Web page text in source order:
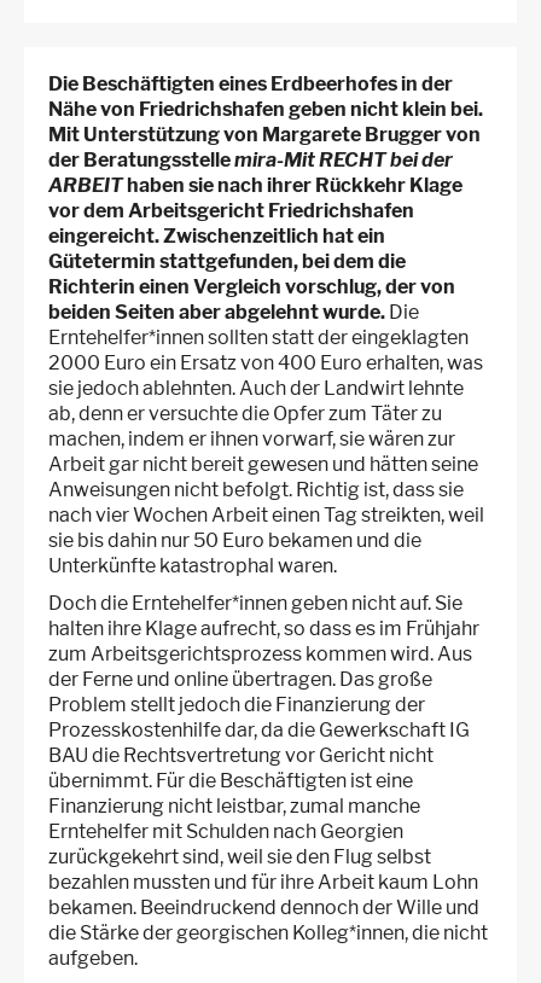
Die Beschäftigten eines Erdbeerhofes in der
Nähe von Friedrichshafen geben nicht klein bei.
Mit Unterstützung von Margarete Brugger von
der Beratungsstellemira-Mit RECHT bei der
ARBEIT haben sie nach ihrer Rückkehr Klage
vor dem Arbeitsgericht Friedrichshafen
eingereicht. Zwischenzeitlich hat ein
Gütetermin stattgefunden, bei dem die
Richterin einen Vergleich vorschlug, der von
beiden Seiten aber abgelehnt wurde. Die
Erntehelfer*innen sollten statt der eingeklagten
2000 Euro ein Ersatz von 400 Euro erhalten, was
sie jedoch ablehnten. Auch der Landwirt lehnte
ab, denn er versuchte die Opfer zum Täter zu
machen, indem er ihnen vorwarf, sie wären zur
Arbeit gar nicht bereit gewesen und hätten seine
Anweisungen nicht befolgt. Richtig ist, dass sie
nach vier Wochen Arbeit einen Tag streikten, weil
sie bis dahin nur 50 Euro bekamen und die
Unterkünfte katastrophal waren.
Doch die Erntehelfer*innen geben nicht auf. Sie
halten ihre Klage aufrecht, so dass es im Frühjahr
zum Arbeitsgerichtsprozess kommen wird. Aus
der Ferne und online übertragen. Das große
Problem stellt jedoch die Finanzierung der
Prozesskostenhilfe dar, da die Gewerkschaft IG
BAU die Rechtsvertretung vor Gericht nicht
übernimmt. Für die Beschäftigten ist eine
Finanzierung nicht leistbar, zumal manche
Erntehelfer mit Schulden nach Georgien
zurückgekehrt sind, weil sie den Flug selbst
bezahlen mussten und für ihre Arbeit kaum Lohn
bekamen. Beeindruckend dennoch der Wille und
die Stärke der georgischen Kolleg*innen, die nicht
aufgeben.